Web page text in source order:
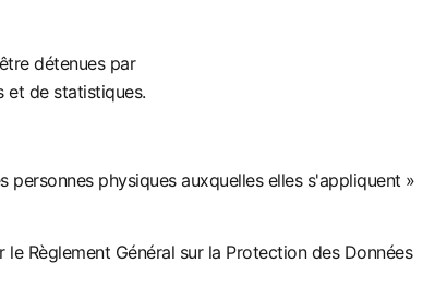
détenues par
et de statistiques.
physiques auxquelles elles s'appliquent »
Règlement Général sur la Protection des Données